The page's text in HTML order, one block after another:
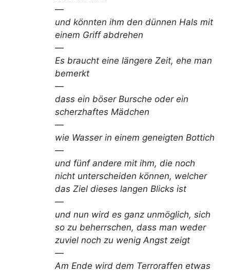
—
und könnten ihm den dünnen Hals mit
einem Griff abdrehen
—
Es braucht eine längere Zeit, ehe man
bemerkt
—
dass ein böser Bursche oder ein
scherzhaftes Mädchen
—
wie Wasser in einem geneigten Bottich
—
und fünf andere mit ihm, die noch
nicht unterscheiden können, welcher
das Ziel dieses langen Blicks ist
—
und nun wird es ganz unmöglich, sich
so zu beherrschen, dass man weder
zuviel noch zu wenig Angst zeigt
—
Am Ende wird dem Terroraffen etwas